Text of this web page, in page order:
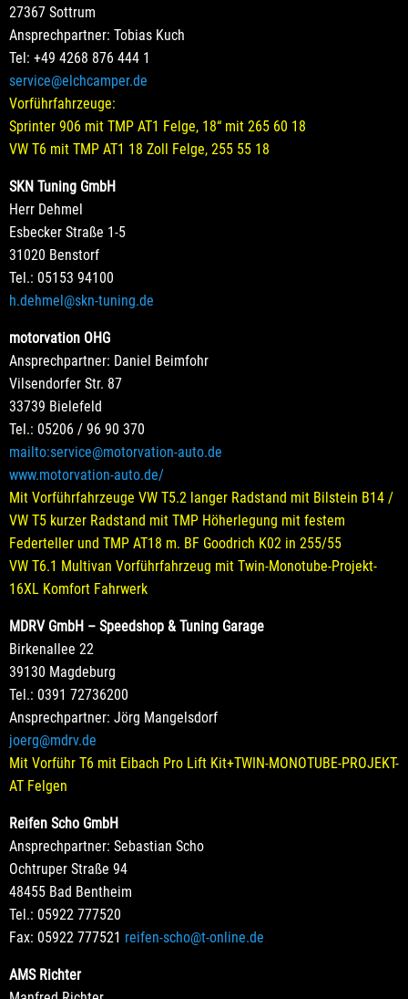
27367 Sottrum
Ansprechpartner: Tobias Kuch
Tel: +49 4268 876 444 1
service@elchcamper.de
Vorführfahrzeuge:
Sprinter 906 mit TMP AT1 Felge, 18“ mit 265 60 18
VW T6 mit TMP AT1 18 Zoll Felge, 255 55 18
SKN Tuning GmbH
Herr Dehmel
Esbecker Straße 1-5
31020 Benstorf
Tel.: 05153 94100
h.dehmel@skn-tuning.de
motorvation OHG
Ansprechpartner: Daniel Beimfohr
Vilsendorfer Str. 87
33739 Bielefeld
Tel.: 05206 / 96 90 370
mailto:service@motorvation-auto.de
www.motorvation-auto.de/
Mit Vorführfahrzeuge VW T5.2 langer Radstand mit Bilstein B14 /
VW T5 kurzer Radstand mit TMP Höherlegung mit festem
Federteller und TMP AT18 m. BF Goodrich K02 in 255/55
VW T6.1 Multivan Vorführfahrzeug mit Twin-Monotube-Projekt-
16XL Komfort Fahrwerk
MDRV GmbH – Speedshop & Tuning Garage
Birkenallee 22
39130 Magdeburg
Tel.: 0391 72736200
Ansprechpartner: Jörg Mangelsdorf
joerg@mdrv.de
Mit Vorführ T6 mit Eibach Pro Lift Kit+TWIN-MONOTUBE-PROJEKT-
AT Felgen
Reifen Scho GmbH
Ansprechpartner: Sebastian Scho
Ochtruper Straße 94
48455 Bad Bentheim
Tel.: 05922 777520
Fax: 05922 777521 reifen-scho@t-online.de
AMS Richter